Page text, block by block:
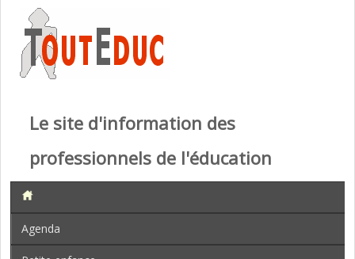
Le site d'information des
professionnels de l'éducation
Agenda